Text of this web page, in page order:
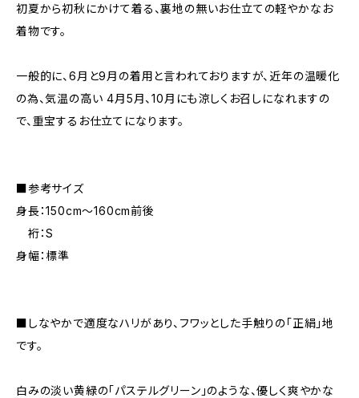
初夏から初秋にかけて着る、裏地の無いお仕立ての軽やかなお
着物です。
一般的に、6月と9月の着用と言われておりますが、近年の温暖化
の為、気温の高い 4月5月、10月にも涼しくお召しになれますの
で、重宝するお仕立てになります。
■参考サイズ
身長：150cm～160cm前後
裄：S
身幅：標準
■しなやかで適度なハリがあり、フワッとした手触りの「正絹」地
です。
白みの淡い黄緑の「パステルグリーン」のような、優しく爽やかな